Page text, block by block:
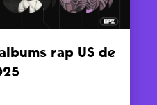
rap US de